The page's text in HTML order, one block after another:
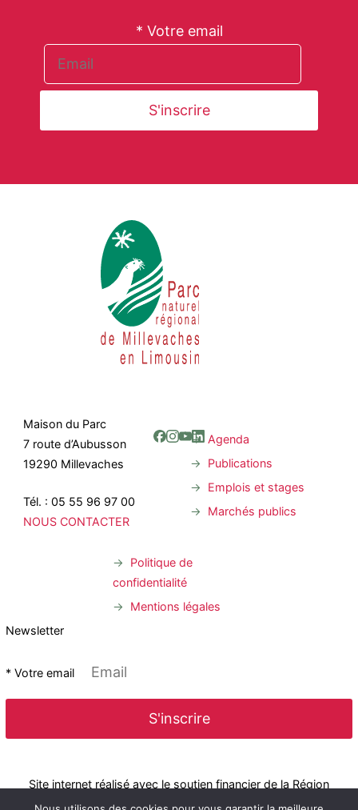
* Votre email
Maison du Parc
7 route d’Aubusson
19290 Millevaches
Tél. : 05 55 96 97 00
NOUS CONTACTER
Agenda
Publications
Emplois et stages
Marchés publics
Politique de
confidentialité
Mentions légales
Newsletter
* Votre email
Site internet réalisé avec le soutien financier de la Région